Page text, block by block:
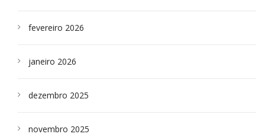
fevereiro 2026
janeiro 2026
dezembro 2025
novembro 2025